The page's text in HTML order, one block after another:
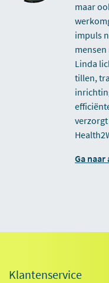
maar
impuls
Linda
tillen,
Ga
Klantenservice